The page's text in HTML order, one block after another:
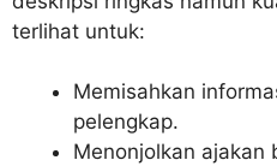
terlihat untuk:
Memisahkan
pelengkap.
Menonjolkan ajakan